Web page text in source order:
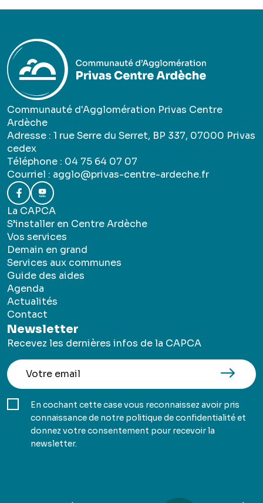
Communauté d'Agglomération Privas Centre
Ardèche
Adresse : 1 rue Serre du Serret, BP 337, 07000 Privas
cedex
Téléphone : 04 75 64 07 07
Courriel : agglo@privas-centre-ardeche.fr
La CAPCA
S’installer en Centre Ardèche
Vos services
Demain en grand
Services aux communes
Guide des aides
Agenda
Actualités
Contact
Newsletter
Recevez les dernières infos de la CAPCA
En cochant cette case vous reconnaissez avoir pris
connaissance de notre politique de confidentialité et
donnez votre consentement pour recevoir la
newsletter.